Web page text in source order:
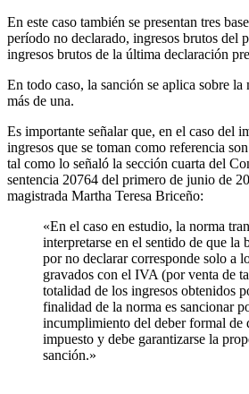
En este caso también se presentan tres
período no declarado, ingresos brutos del
ingresos brutos de la última declaración
En todo caso, la sanción se aplica sobre la
más de una.
Es importante señalar que, en el caso del
ingresos que se toman como referencia
tal como lo señaló la sección cuarta del
sentencia 20764 del primero de junio de
magistrada Martha Teresa Briceño:
«En el caso en estudio, la norma
interpretarse en el sentido de que la
por no declarar corresponde solo a
gravados con el IVA (por venta de
totalidad de los ingresos obtenidos
finalidad de la norma es sancionar
incumplimiento del deber formal de
impuesto y debe garantizarse la
sanción.»